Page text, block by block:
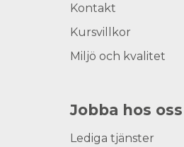
Kontakt
Kursvillkor
Miljö och kvalitet
Jobba hos oss
Lediga tjänster